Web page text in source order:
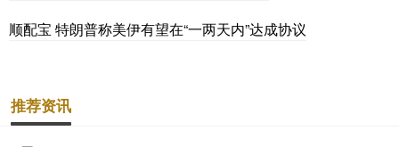
顺配宝 特朗普称美伊有望在“一两天内”达成协议
推荐资讯